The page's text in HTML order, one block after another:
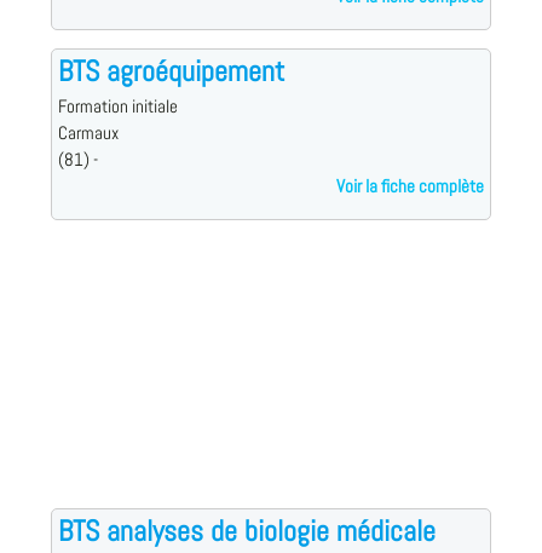
BTS agroéquipement
Formation initiale
Carmaux
(81) -
Voir la fiche complète
BTS analyses de biologie médicale